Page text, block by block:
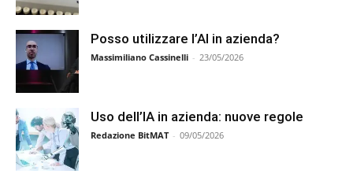
Posso utilizzare l’AI in azienda?
Massimiliano Cassinelli - 23/05/2026
Uso dell’IA in azienda: nuove regole
Redazione BitMAT - 09/05/2026